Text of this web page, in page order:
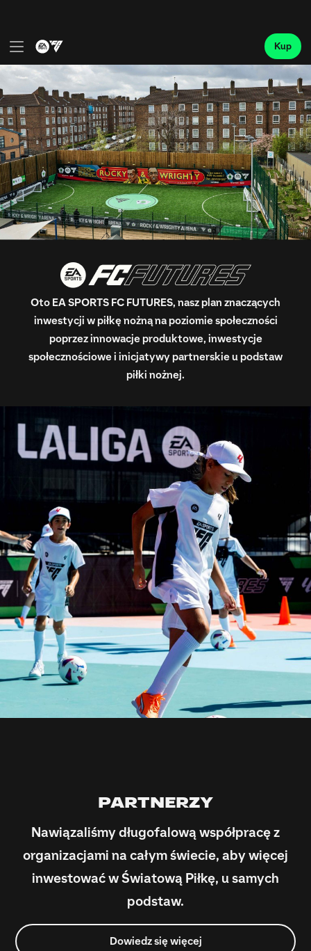
PARTNERZY
Nawiązaliśmy długofalową współpracę z
organizacjami na całym świecie, aby więcej
inwestować w Światową Piłkę, u samych
podstaw.